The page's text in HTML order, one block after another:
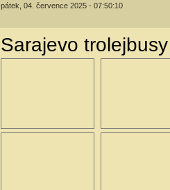
pátek, 04. července 2025 - 07:50:10
Sarajevo trolejbusy